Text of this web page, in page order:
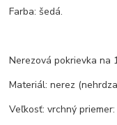
Farba: šedá.
Nerezová pokrievka na
Materiál: nerez
Veľkosť: vrchný priemer: